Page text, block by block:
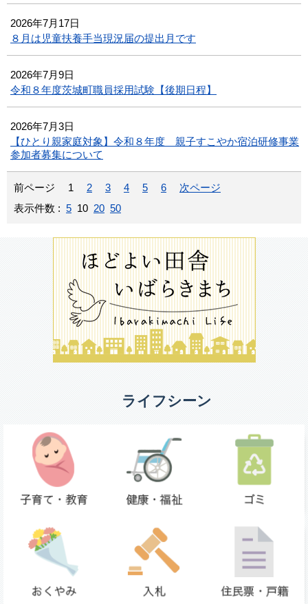
2026年7月17日
８月は児童扶養手当現況届の提出月です
2026年7月9日
令和８年度茨城町職員採用試験【後期日程】
2026年7月3日
【ひとり親家庭対象】令和８年度 親子すこやか宿泊研修事業
参加者募集について
前ページ 1 2 3 4 5 6
次ページ
表示件数 : 5 10 20 50
ライフシーン